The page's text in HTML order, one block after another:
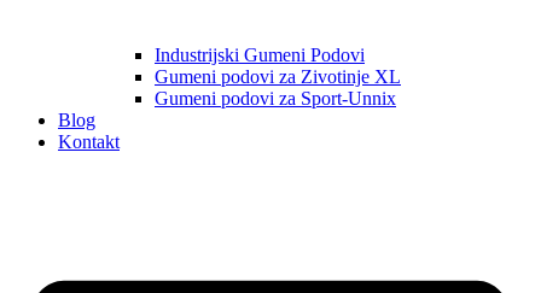
Industrijski Gumeni Podovi
Gumeni podovi za Zivotinje XL
Gumeni podovi za Sport-Unnix
Blog
Kontakt